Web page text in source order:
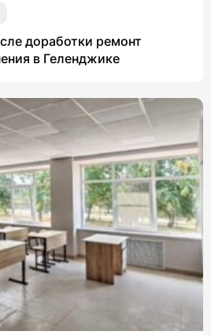
доработки ремонт
в Геленджике